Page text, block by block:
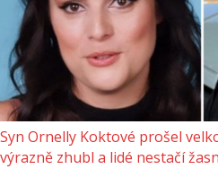
Syn Ornelly Koktové prošel
výrazně zhubl a lidé nestačí